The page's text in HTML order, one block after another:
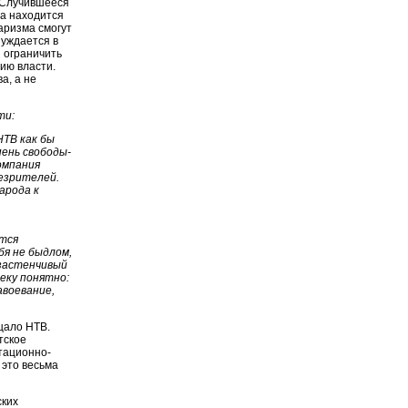
находится
смогут
в
власти.
а не
как бы
свободы-
к
не быдлом,
понятно:
НТВ.
весьма